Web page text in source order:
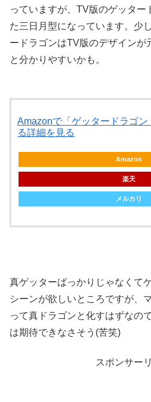
っていますが、TV版のゲッター
た三日月型になっています。少
ードラゴンはTV版のデザインが
と分かりやすいかも。
Amazonで「ゲッタードラゴン
る詳細を見る
Amazon
楽天
メルカリ
真ゲッターばっかりじゃなくて
シーンが欲しいところですが、
って真ドラゴンと化すはずなの
は期待できなさそう(苦笑)
スポンサー